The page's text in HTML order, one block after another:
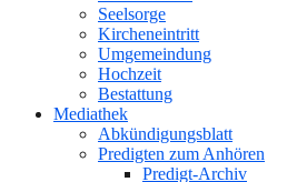
Seelsorge
Kircheneintritt
Umgemeindung
Hochzeit
Bestattung
Mediathek
Abkündigungsblatt
Predigten zum Anhören
Predigt-Archiv